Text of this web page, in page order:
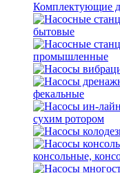
Комплектующие
бытовые
промышленные
фекальные
сухим ротором
консольные,